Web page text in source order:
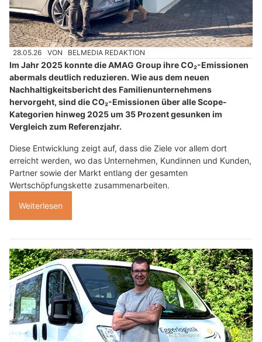
28.05.26 VON BELMEDIA REDAKTION
Im Jahr 2025 konnte die AMAG Group ihre CO₂-Emissionen
abermals deutlich reduzieren. Wie aus dem neuen
Nachhaltigkeitsbericht des Familienunternehmens
hervorgeht, sind die CO₂-Emissionen über alle Scope-
Kategorien hinweg 2025 um 35 Prozent gesunken im
Vergleich zum Referenzjahr.
Diese Entwicklung zeigt auf, dass die Ziele vor allem dort
erreicht werden, wo das Unternehmen, Kundinnen und Kunden,
Partner sowie der Markt entlang der gesamten
Wertschöpfungskette zusammenarbeiten.
Weiterlesen